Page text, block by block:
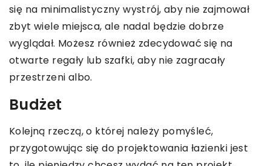
się na minimalistyczny wystrój, aby nie zajmował
zbyt wiele miejsca, ale nadal będzie dobrze
wyglądał. Możesz również zdecydować się na
otwarte regały lub szafki, aby nie zagracały
przestrzeni albo.
Budżet
Kolejną rzeczą, o której należy pomyśleć,
przygotowując się do projektowania łazienki jest